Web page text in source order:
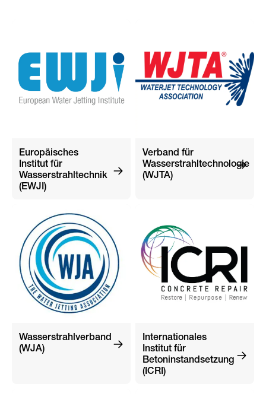
Europäisches
Institut für
Wasserstrahltechnik
(EWJI)
Verband für
Wasserstrahltechnologie
(WJTA)
Wasserstrahlverband
(WJA)
Internationales
Institut für
Betoninstandsetzung
(ICRI)